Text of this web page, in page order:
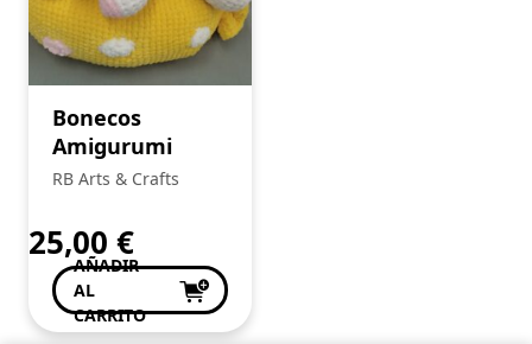
Bonecos
Amigurumi
RB Arts & Crafts
25,00 €
AÑADIR
AL
CARRITO